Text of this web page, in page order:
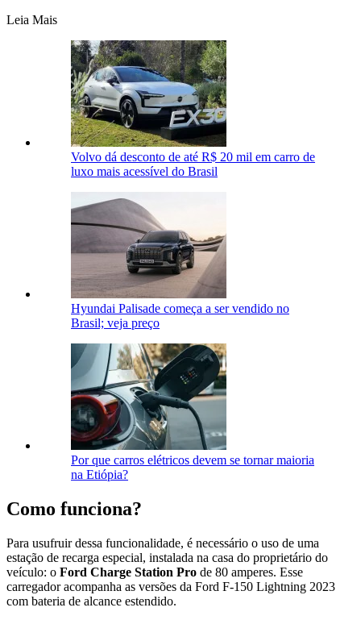
Leia Mais
Volvo dá desconto de até R$ 20 mil em carro de
luxo mais acessível do Brasil
Hyundai Palisade começa a ser vendido no
Brasil; veja preço
Por que carros elétricos devem se tornar maioria
na Etiópia?
Como funciona?
Para usufruir dessa funcionalidade, é necessário o uso de uma
estação de recarga especial, instalada na casa do proprietário do
veículo: o Ford Charge Station Pro de 80 amperes. Esse
carregador acompanha as versões da Ford F-150 Lightning 2023
com bateria de alcance estendido.